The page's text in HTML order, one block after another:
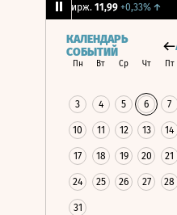
CNY Бирж. 11,99 +0,33%↑
КАЛЕНДАРЬ
СОБЫТИЙ
Пн Вт Ср Чт Пт
3 4 5 6 7
10 11 12 13 14
17 18 19 20 21
24 25 26 27 28
31